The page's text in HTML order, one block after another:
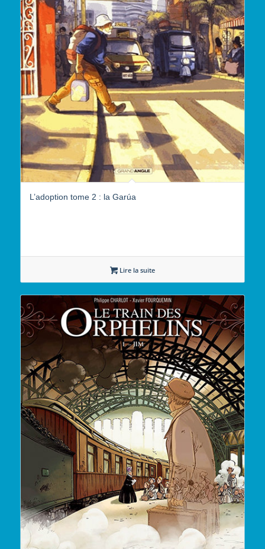
L’adoption tome 2 : la Garúa
Lire la suite